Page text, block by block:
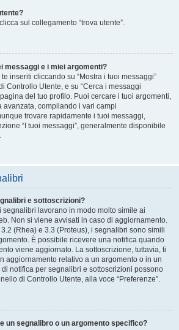
sul collegamento “trova utente”.
messaggi e i miei argomenti?
inseriti cliccando su “Mostra i tuoi messaggi”
Controllo Utente, e su “Cerca i messaggi
del tuo profilo. Puoi cercare i tuoi argomenti,
compilando i vari campi
trovare rapidamente i tuoi messaggi,
“I tuoi messaggi”, generalmente disponibile
e sottoscrizioni?
segnalibri lavorano in modo molto simile ai
Non si viene avvisati in caso di aggiornamento.
(Rhea) e 3.3 (Proteus), i segnalibri sono simili
È possibile ricevere una notifica quando
viene aggiornato. La sottoscrizione, tuttavia, ti
aggiornamento relativo a un argomento o in un
notifica per segnalibri e sottoscrizioni possono
di Controllo Utente, alla voce “Preferenze”.
un segnalibro o un argomento specifico?